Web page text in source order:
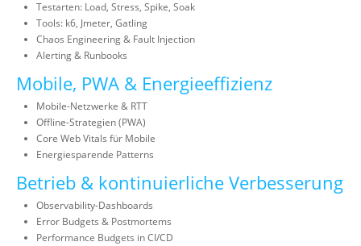
Testarten: Load, Stress, Spike, Soak
Tools: k6, Jmeter, Gatling
Chaos Engineering & Fault Injection
Alerting & Runbooks
Mobile, PWA & Energieeffizienz
Mobile-Netzwerke & RTT
Offline-Strategien (PWA)
Core Web Vitals für Mobile
Energiesparende Patterns
Betrieb & kontinuierliche Verbesserung
Observability-Dashboards
Error Budgets & Postmortems
Performance Budgets in CI/CD